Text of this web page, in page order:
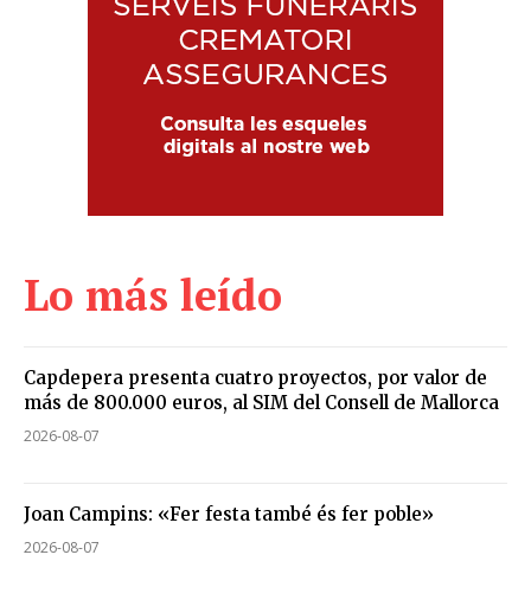
Lo más leído
Capdepera presenta cuatro proyectos, por valor de
más de 800.000 euros, al SIM del Consell de Mallorca
2026-08-07
Joan Campins: «Fer festa també és fer poble»
2026-08-07